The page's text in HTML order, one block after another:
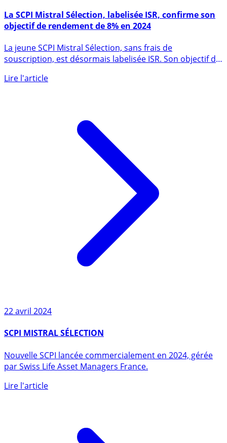
17 octobre 2024
objectif de rendement de 8% en 2024
souscription, est désormais labelisée ISR. Son objectif de
22 avril 2024
SCPI MISTRAL SÉLECTION
Nouvelle SCPI lancée commercialement en 2024, gérée
par Swiss Life Asset Managers France.